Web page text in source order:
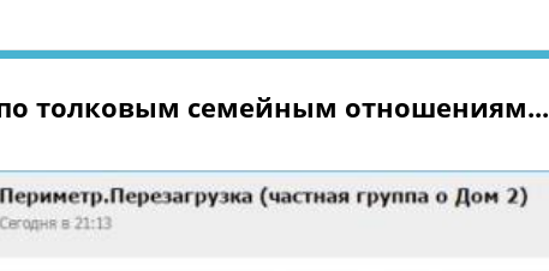
толковым семейным отношениям...